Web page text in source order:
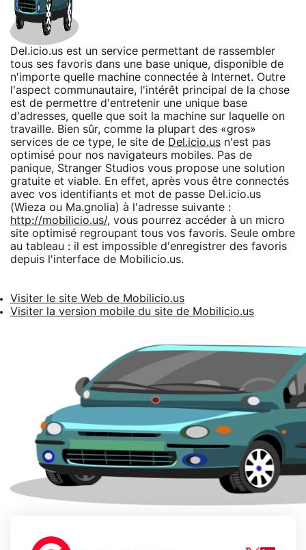
Del.icio.us est un service permettant de rassembler
tous ses favoris dans une base unique, disponible de
n'importe quelle machine connectée à Internet. Outre
l'aspect communautaire, l'intérêt principal de la chose
est de permettre d'entretenir une unique base
d'adresses, quelle que soit la machine sur laquelle on
travaille. Bien sûr, comme la plupart des «gros»
services de ce type, le site de Del.icio.us n'est pas
optimisé pour nos navigateurs mobiles. Pas de
panique, Stranger Studios vous propose une solution
gratuite et viable. En effet, après vous être connectés
avec vos identifiants et mot de passe Del.icio.us
(Wieza ou Ma.gnolia) à l'adresse suivante :
http://mobilicio.us/, vous pourrez accéder à un micro
site optimisé regroupant tous vos favoris. Seule ombre
au tableau : il est impossible d'enregistrer des favoris
depuis l'interface de Mobilicio.us.
Visiter le site Web de Mobilicio.us
Visiter la version mobile du site de Mobilicio.us